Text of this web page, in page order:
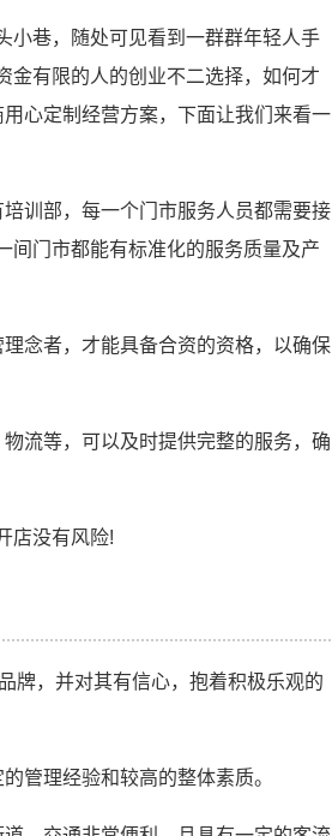
小巷，随处可见看到一群群年轻人手
金有限的人的创业不二选择，如何才
心定制经营方案，下面让我们来看一
训部，每一个门市服务人员都需要接
间门市都能有标准化的服务质量及产
念者，才能具备合资的资格，以确保
流等，可以及时提供完整的服务，确
店没有风险!
牌，并对其有信心，抱着积极乐观的
管理经验和较高的整体素质。